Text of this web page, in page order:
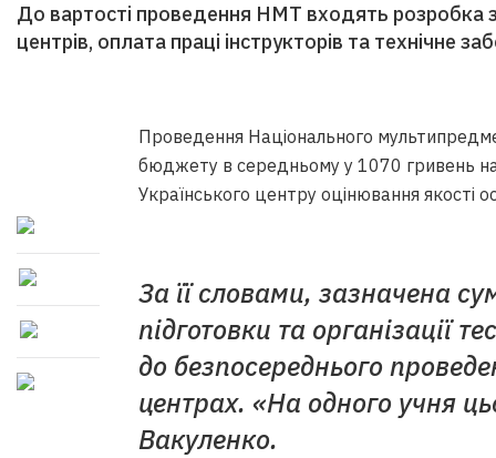
До вартості проведення НМТ входять розробка
центрів, оплата праці інструкторів та технічне
Проведення Національного
бюджету в середньому у 1070 гривень
Українського центру оцінювання якості
За її словами, зазначена
підготовки та організації
до безпосереднього
центрах. «На одного учня
Вакуленко.